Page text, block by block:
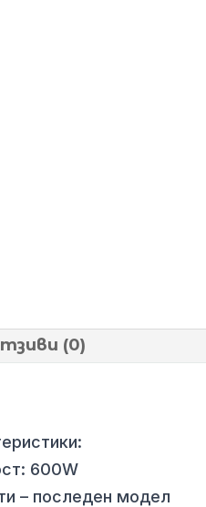
(0)
600W
– последен модел